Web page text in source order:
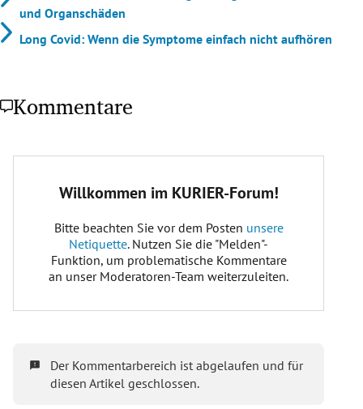
und Organschäden
Long Covid: Wenn die Symptome einfach nicht aufhören
Kommentare